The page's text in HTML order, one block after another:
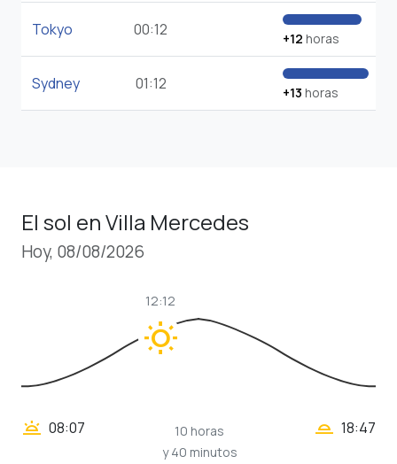
Tokyo 00:12 +12 horas
Sydney 01:12 +13 horas
El sol en Villa Mercedes
Hoy, 08/08/2026
wb_sunny
12:12
wb_twilight 08:07
10 horas
y 40 minutos
wb_twilight_2 18:47